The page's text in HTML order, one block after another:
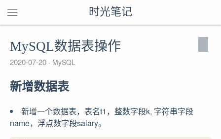
时光笔记
MySQL数据表操作
2020-07-20 MySQL
新增数据表
新增一个数据表，表名t1，整数字段k, 字符串字段
name，浮点数字段salary。